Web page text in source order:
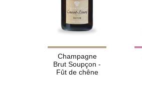
Champagne
Brut Soupçon -
Fût de chêne